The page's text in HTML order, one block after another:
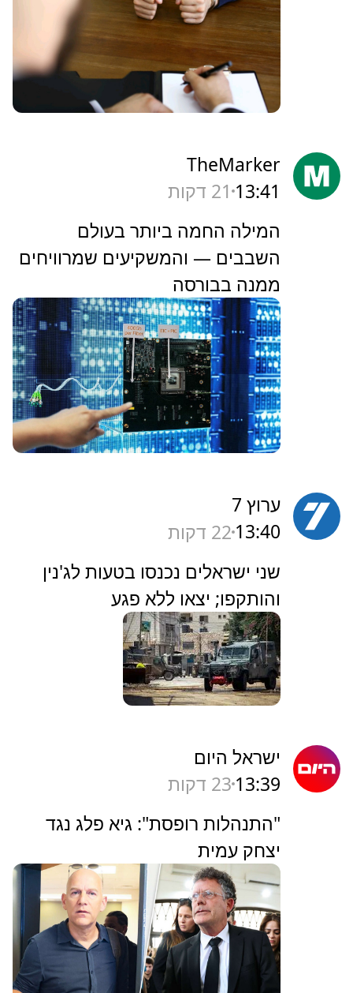
TheMarker
13:41 21 דקות
‏המילה החמה ביותר בעולם
השבבים — והמשקיעים שמרוויחים
ממנה בבורסה
ערוץ 7
13:40 22 דקות
‏שני ישראלים נכנסו בטעות לג'נין
והותקפו; יצאו ללא פגע
ישראל היום
13:39 23 דקות
"התנהלות רופסת": גיא פלג נגד
יצחק עמית